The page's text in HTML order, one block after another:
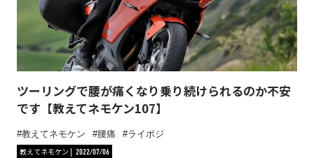
ツーリングで腰が痛くなり乗り続けられるのか不安
です【教えてネモケン107】
教えてネモケン 腰痛
ライポジ
教えてネモケン
2022/07/06